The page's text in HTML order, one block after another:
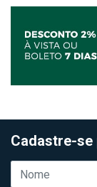
Cadastre-se